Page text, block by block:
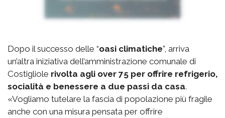
Dopo il successo delle “oasi climatiche”, arriva
un’altra iniziativa dell’amministrazione comunale di
Costigliole rivolta agli over 75 per offrire refrigerio,
socialità e benessere a due passi da casa.
«Vogliamo tutelare la fascia di popolazione più fragile
anche con una misura pensata per offrire